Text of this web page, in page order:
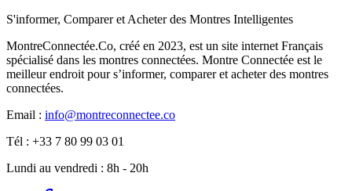
S'informer, Comparer et Acheter des Montres Intelligentes
MontreConnectée.Co, créé en 2023, est un site internet Français
spécialisé dans les montres connectées. Montre Connectée est le
meilleur endroit pour s’informer, comparer et acheter des montres
connectées.
Email : info@montreconnectee.co
Tél : +33 7 80 99 03 01
Lundi au vendredi : 8h - 20h